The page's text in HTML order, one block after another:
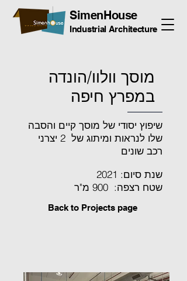
SimenHouse
Industrial Architecture
מוסך וולוו/הונדה
במפרץ חיפה
שיפוץ יסודי של מוסך קיים והסבה
שלו לנראות ומיתוג של 2 יצרני
רכב שונים
שנת סיום: 2021
שטח רצפה: 900 מ"ר
Back to Projects page